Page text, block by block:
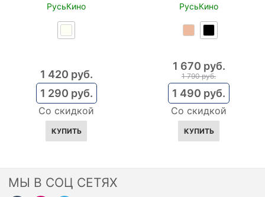
РусьКино
1 290 руб.
Со скидкой
1 420 руб.
КУПИТЬ
РусьКино
1 790 руб.
1 490 руб.
Со скидкой
1 670 руб.
КУПИТЬ
МЫ В СОЦ СЕТЯХ